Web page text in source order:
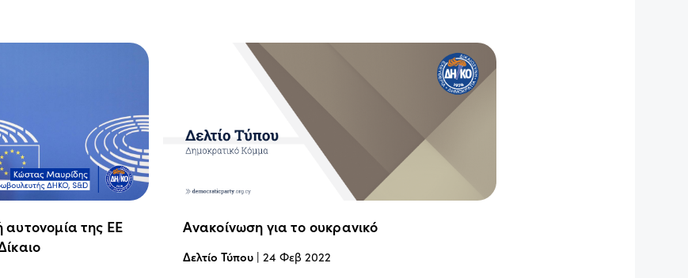
της ΕΕ
Ανακοίνωση για το ουκρανικό
Δελτίο Τύπου| 24 Φεβ 2022